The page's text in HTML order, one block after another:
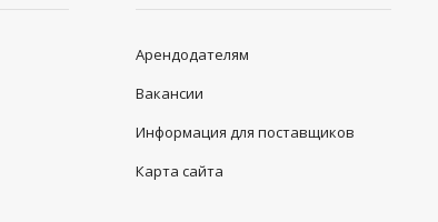
Арендодателям
Вакансии
Информация для поставщиков
Карта сайта